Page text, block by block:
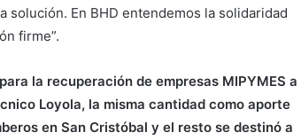
En BHD entendemos la solidaridad
firme”.
la recuperación de empresas MIPYMES a
Loyola, la misma cantidad como aporte
en San Cristóbal y el resto se destinó a